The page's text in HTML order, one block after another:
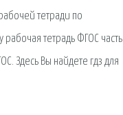
тетради по
тетрадь ФГОС часть
Здесь Вы найдете гдз для